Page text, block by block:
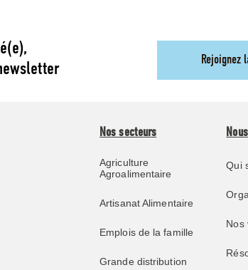
Rejoignez
Nos secteurs
Agriculture
Agroalimentaire
Artisanat Alimentaire
Emplois de la famille
Grande distribution
Qui
Nos